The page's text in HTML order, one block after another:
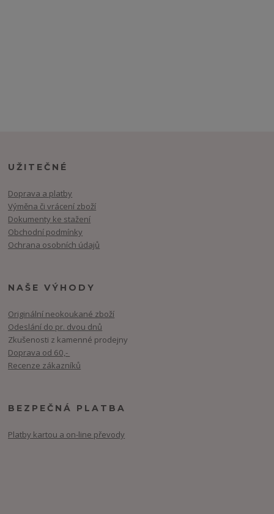
UŽITEČNÉ
Doprava a platby
Výměna či vrácení zboží
Dokumenty ke stažení
Obchodní podmínky
Ochrana osobních údajů
NAŠE VÝHODY
Originální neokoukané zboží
Odeslání do pr. dvou dnů
Zkušenosti z kamenné prodejny
Doprava od 60,-
Recenze zákazníků
BEZPEČNÁ PLATBA
Platby kartou a on-line převody